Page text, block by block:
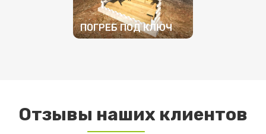
ПОГРЕБ ПОД КЛЮЧ
Отзывы наших клиентов